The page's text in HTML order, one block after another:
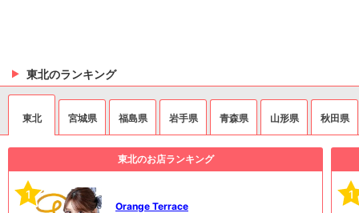
東北のランキング
東北 宮城県 福島県 岩手県 青森県 山形県 秋田県
東北のお店ランキング
1
Orange Terrace
1